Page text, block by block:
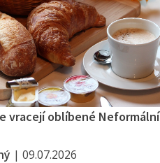
vracejí oblíbené Neformální
| 09.07.2026